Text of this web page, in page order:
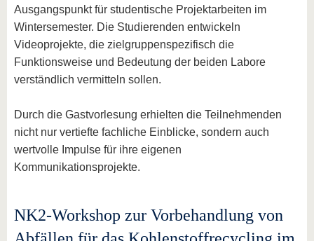
Ausgangspunkt für studentische Projektarbeiten im
Wintersemester. Die Studierenden entwickeln
Videoprojekte, die zielgruppenspezifisch die
Funktionsweise und Bedeutung der beiden Labore
verständlich vermitteln sollen.
Durch die Gastvorlesung erhielten die Teilnehmenden
nicht nur vertiefte fachliche Einblicke, sondern auch
wertvolle Impulse für ihre eigenen
Kommunikationsprojekte.
NK2-Workshop zur Vorbehandlung von